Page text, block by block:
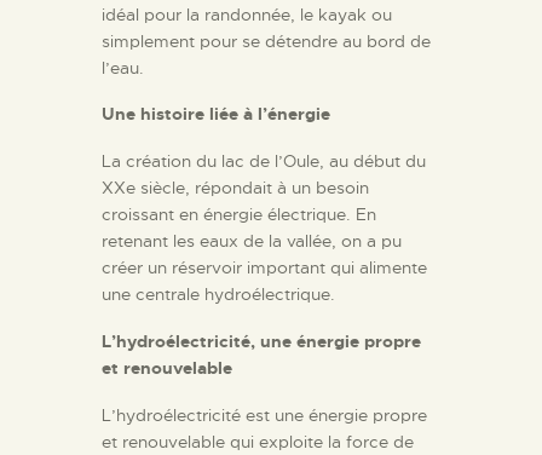
idéal pour la randonnée, le kayak ou
simplement pour se détendre au bord de
l’eau.
Une histoire liée à l’énergie
La création du lac de l’Oule, au début du
XXe siècle, répondait à un besoin
croissant en énergie électrique. En
retenant les eaux de la vallée, on a pu
créer un réservoir important qui alimente
une centrale hydroélectrique.
L’hydroélectricité, une énergie propre
et renouvelable
L’hydroélectricité est une énergie propre
et renouvelable qui exploite la force de